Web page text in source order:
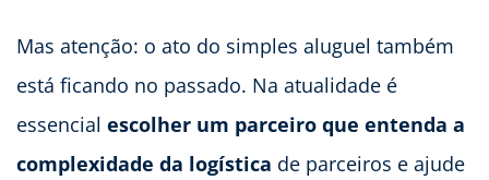
Mas atenção: o ato do simples aluguel também
está ficando no passado. Na atualidade é
essencial escolher um parceiro que entenda a
complexidade da logística de parceiros e ajude